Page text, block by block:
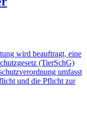
wird beauftragt, eine
(TierSchG)
umfasst
und die Pflicht zur